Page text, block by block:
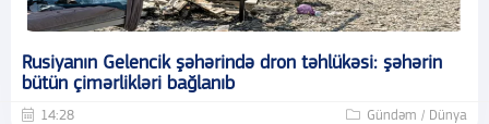
Rusiyanın Gelencik şəhərində dron təhlükəsi: şəhərin
bütün çimərlikləri bağlanıb
14:28 Gündəm / Dünya